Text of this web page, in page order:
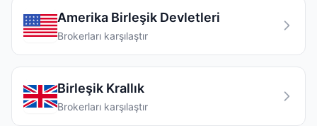
Amerika Birleşik Devletleri
Brokerları karşılaştır
Birleşik Krallık
Brokerları karşılaştır